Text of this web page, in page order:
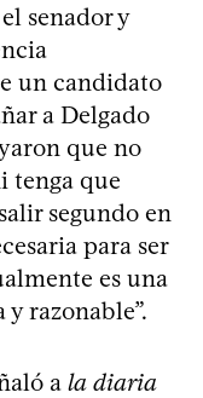
senador y
un candidato
a Delgado
que no
tenga que
segundo en
para ser
es una
razonable”.
a la diaria